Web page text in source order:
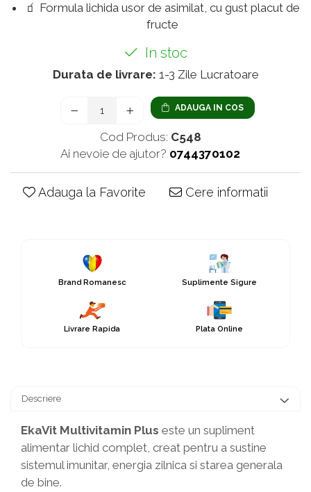
🧃 Formula lichida usor de asimilat, cu gust placut de
fructe
In stoc
Durata de livrare: 1-3 Zile Lucratoare
ADAUGA IN COS
Cod Produs: C548
Ai nevoie de ajutor? 0744370102
Adauga la Favorite Cere informatii
Brand Romanesc Suplimente Sigure
Livrare Rapida Plata Online
Descriere
EkaVit Multivitamin Plus este un supliment
alimentar lichid complet, creat pentru a sustine
sistemul imunitar, energia zilnica si starea generala
de bine.